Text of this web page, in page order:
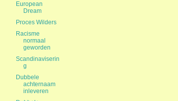
European
Dream
Proces Wilders
Racisme
normaal
geworden
Scandinaviserin
g
Dubbele
achternaam
inleveren